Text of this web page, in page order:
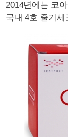
2014년에는 코
국내 4호 줄기